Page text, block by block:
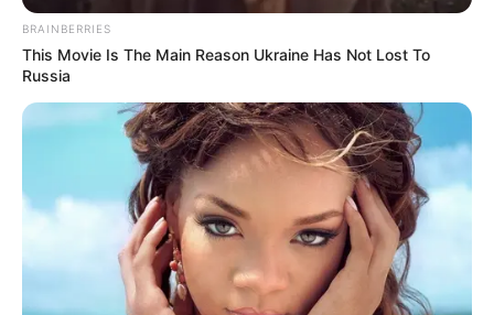
ΤΑΥΤΟΤΗΤΑ ΚΑΙ ΕΠΙΚΟΙΝΩΝΙΑ ΟΡΟΙ ΧΡΗΣΗΣ
BRAINBERRIES
This Movie Is The Main Reason Ukraine Has Not Lost To
Russia